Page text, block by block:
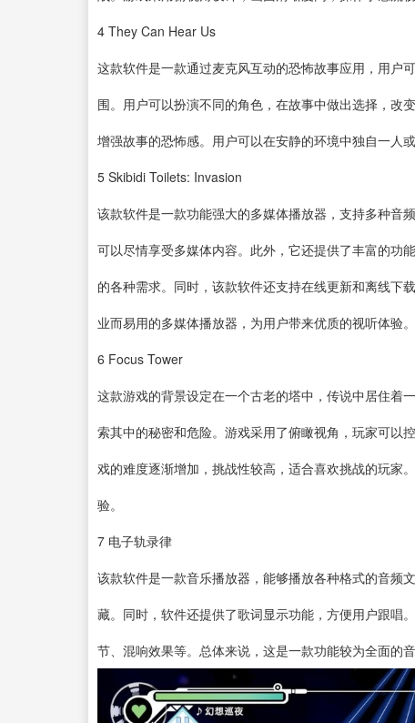
4 They Can Hear Us
这款软件是一款通过麦克风互动的恐怖故事应用，用户
围。用户可以扮演不同的角色，在故事中做出选择，改
增强故事的恐怖感。用户可以在安静的环境中独自一人
5 Skibidi Toilets: Invasion
该款软件是一款功能强大的多媒体播放器，支持多种音
可以尽情享受多媒体内容。此外，它还提供了丰富的功
的各种需求。同时，该款软件还支持在线更新和离线下
业而易用的多媒体播放器，为用户带来优质的视听体验。
6 Focus Tower
这款游戏的背景设定在一个古老的塔中，传说中居住着
索其中的秘密和危险。游戏采用了俯瞰视角，玩家可以
戏的难度逐渐增加，挑战性较高，适合喜欢挑战的玩家
验。
7 电子轨录律
该款软件是一款音乐播放器 ，能够播放各种格式的音频
藏。同时，软件还提供了歌词显示功能，方便用户跟唱
节、混响效果等。总体来说，这是一款功能较为全面的音